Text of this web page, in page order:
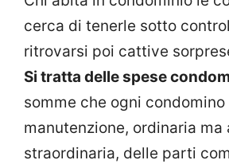
cerca di tenerle sotto
ritrovarsi poi cattive
Si tratta delle spese
somme che ogni
manutenzione, ordinaria ma
straordinaria, delle parti